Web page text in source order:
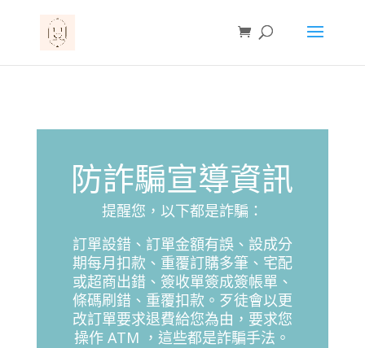
防詐騙宣導資訊
提醒您，以下都是詐騙：
訂單設錯、訂單金額有誤、設成分
期每月扣款、重覆訂購多筆、宅配
或超商出錯、簽收單簽成簽帳單、
條碼刷錯、重覆扣款。歹徒會以更
改訂單要求退費給您為由，要求您
操作 ATM ，這些都是詐騙手法。